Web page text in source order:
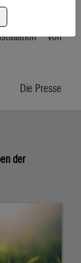
sowie
Elektroniker
von
Die Presse
der